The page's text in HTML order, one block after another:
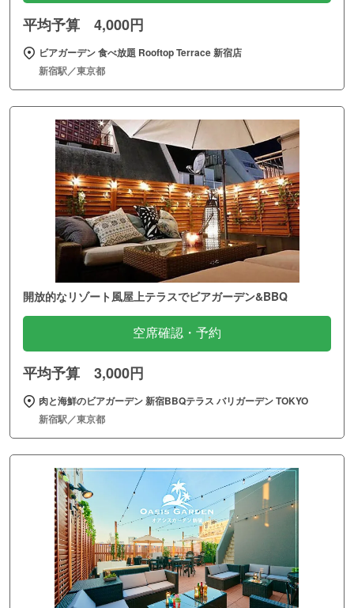
平均予算 4,000円
ビアガーデン 食べ放題 Rooftop Terrace 新宿店
新宿駅／東京都
開放的なリゾート風屋上テラスでビアガーデン&BBQ
空席確認・予約
平均予算 3,000円
肉と海鮮のビアガーデン 新宿BBQテラス バリガーデン TOKYO
新宿駅／東京都